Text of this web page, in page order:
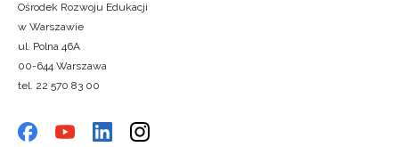
Ośrodek Rozwoju Edukacji
w Warszawie
ul. Polna 46A
00-644 Warszawa
tel. 22 570 83 00